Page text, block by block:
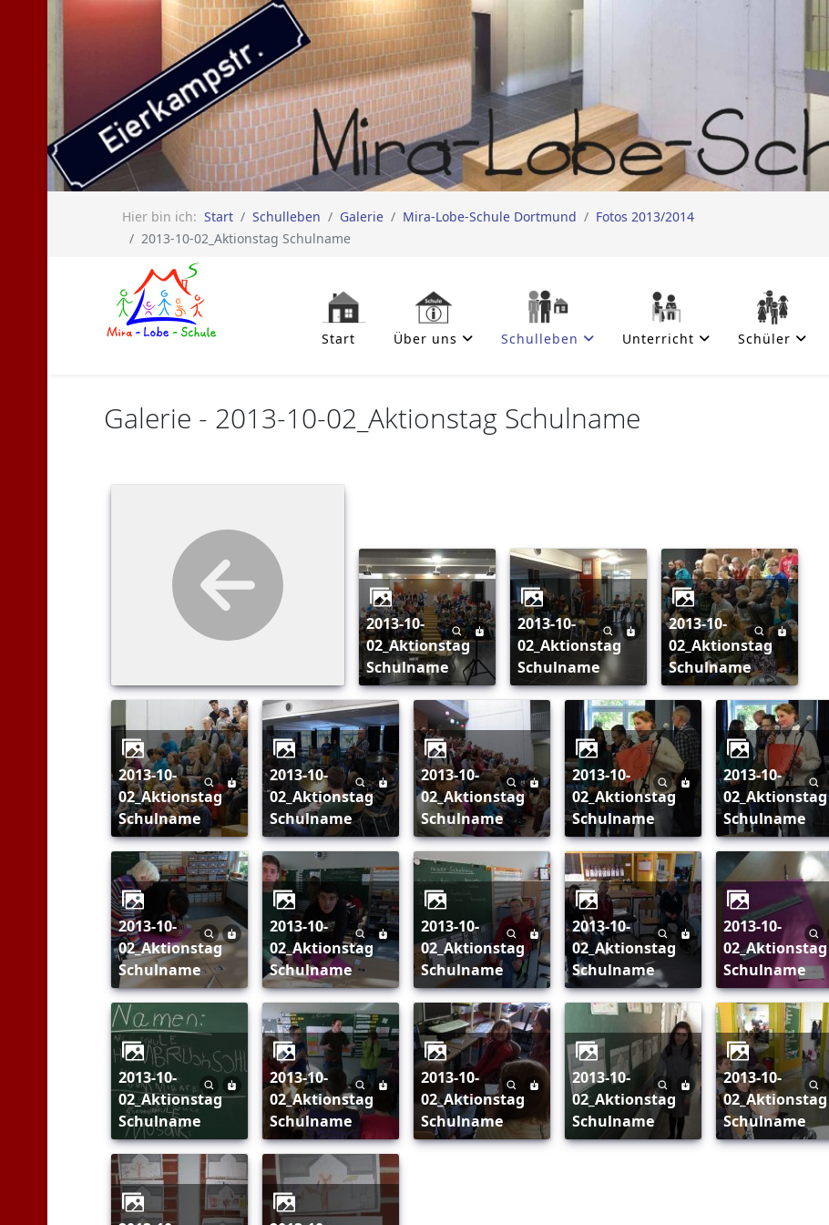
Hier bin ich: Start Schulleben Galerie Mira-Lobe-Schule Dortmund
Fotos 2013/2014
2013-10-02_Aktionstag Schulname
Start Über uns Schulleben Unterricht Schüler
Galerie - 2013-10-02_Aktionstag Schulname
2013-10-
02_Aktionstag
Schulname
2013-10-
02_Aktionstag
Schulname
2013-10-
02_Aktionstag
Schulname
2013-10-
02_Aktionstag
Schulname
2013-10-
02_Aktionstag
Schulname
2013-10-
02_Aktionstag
Schulname
2013-10-
02_Aktionstag
Schulname
2013-10-
02_Aktionstag
Schulname
2013-10-
02_Aktionstag
Schulname
2013-10-
02_Aktionstag
Schulname
2013-10-
02_Aktionstag
Schulname
2013-10-
02_Aktionstag
Schulname
2013-10-
02_Aktionstag
Schulname
2013-10-
02_Aktionstag
Schulname
2013-10-
02_Aktionstag
Schulname
2013-10-
02_Aktionstag
Schulname
2013-10-
02_Aktionstag
Schulname
2013-10-
02_Aktionstag
Schulname